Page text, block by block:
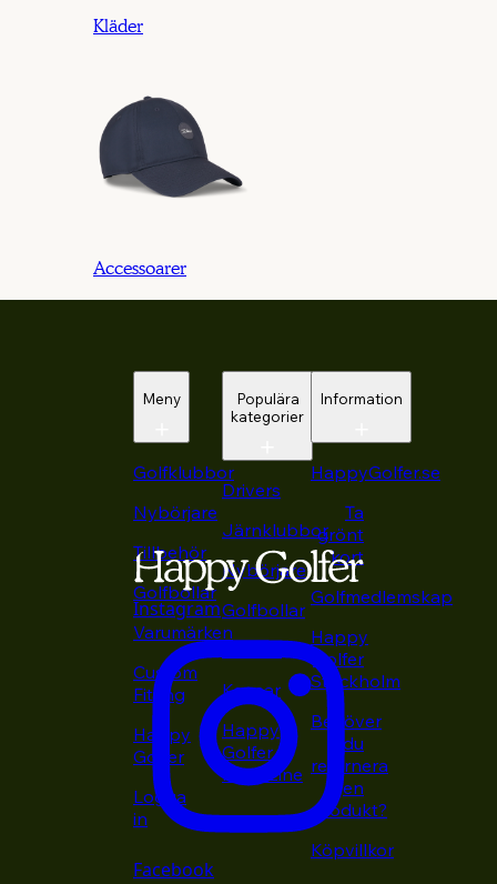
Kläder
Accessoarer
Meny
Golfklubbor
Nybörjare
Tillbehör
Golfbollar
Varumärken
Custom
Fitting
Happy
Golfer
Logga
in
Populära
kategorier
Drivers
Järnklubbor
Nybörjare
Golfbollar
Kepsar
Happy
Golfer
Magazine
Information
HappyGolfer.se
Ta
grönt
kort
Golfmedlemskap
Happy
Golfer
Stockholm
Behöver
du
returnera
en
produkt?
Köpvillkor
Instagram
Facebook